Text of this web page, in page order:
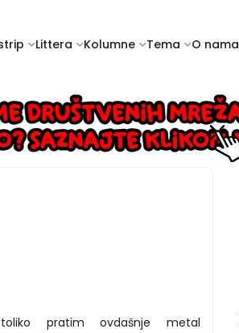
Littera Kolumne Tema O nama
pratim ovdašnje metal